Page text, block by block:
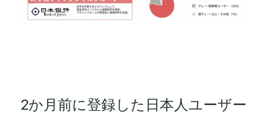
2か月前に登録した日本人ユーザー